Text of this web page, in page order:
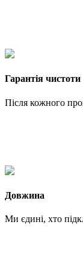
Гарантія чистоти
Після кожного
Довжина
Ми єдині, хто